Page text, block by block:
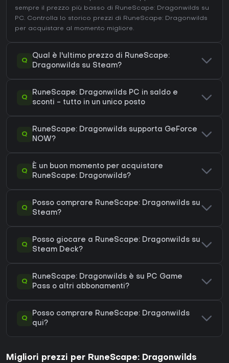
sempre il prezzo più basso di RuneScape: Dragonwilds su
PC. Controlla lo storico prezzi di RuneScape: Dragonwilds
per acquistare al momento migliore.
Q
Qual è l'ultimo prezzo di RuneScape:
Dragonwilds su Steam?
Q
RuneScape: Dragonwilds PC in saldo e
sconti - tutto in un unico posto
Q
RuneScape: Dragonwilds supporta GeForce
NOW?
Q
È un buon momento per acquistare
RuneScape: Dragonwilds?
Q
Posso comprare RuneScape: Dragonwilds su
Steam?
Q
Posso giocare a RuneScape: Dragonwilds su
Steam Deck?
Q
RuneScape: Dragonwilds è su PC Game
Pass o altri abbonamenti?
Q
Posso comprare RuneScape: Dragonwilds
qui?
Migliori prezzi per RuneScape: Dragonwilds